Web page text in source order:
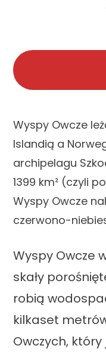
Wyspy Owcze
Islandią a
archipelagu
1399 km² (czyli
Wyspy Owcze
czerwono-
Wyspy Owcze
skały
robią
kilkaset
Owczych,